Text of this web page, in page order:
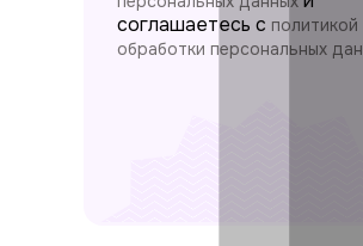
соглашаетесь c политикой
обработки персональных